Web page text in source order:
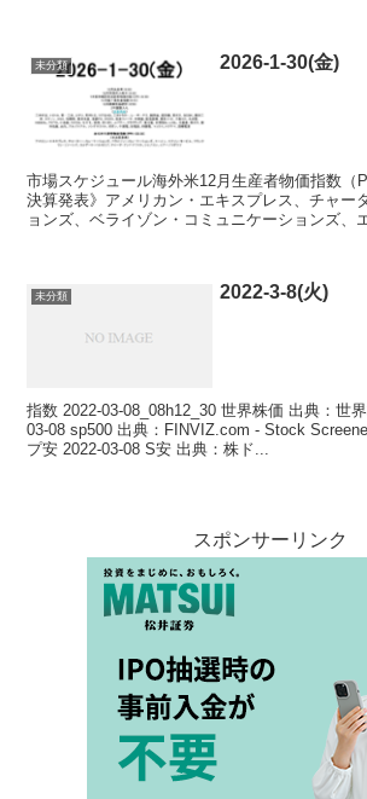
未分類 2026-1-30(金)
市場スケジュール海外米12月生産者物価指数（
決算発表》アメリカン・エキスプレス、チャー
ョンズ、ベライゾン・コミュニケーションズ、
未分類 2022-3-8(火)
指数 2022-03-08_08h12_30 世界株価 出典：世
03-08 sp500 出典：FINVIZ.com - Stock
プ安 2022-03-08 S安 出典：株ド...
スポンサーリンク